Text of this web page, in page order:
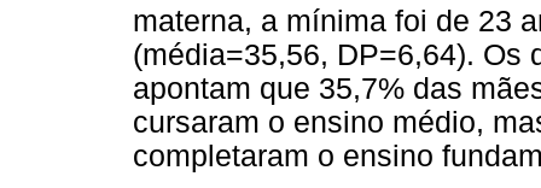
materna, a mínima foi de 23
(média=35,56, DP=6,64). Os
apontam que 35,7% das
cursaram o ensino médio,
completaram o ensino